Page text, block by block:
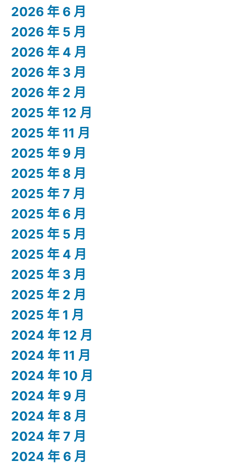
2026 年 6 月
2026 年 5 月
2026 年 4 月
2026 年 3 月
2026 年 2 月
2025 年 12 月
2025 年 11 月
2025 年 9 月
2025 年 8 月
2025 年 7 月
2025 年 6 月
2025 年 5 月
2025 年 4 月
2025 年 3 月
2025 年 2 月
2025 年 1 月
2024 年 12 月
2024 年 11 月
2024 年 10 月
2024 年 9 月
2024 年 8 月
2024 年 7 月
2024 年 6 月